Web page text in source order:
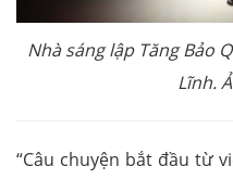
Nhà sáng lập Tăng Bảo
Lĩnh.
“Câu chuyện bắt đầu từ